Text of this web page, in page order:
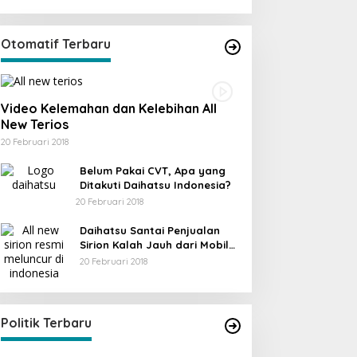
Otomatif Terbaru
Video Kelemahan dan Kelebihan All
New Terios
20 Februari 2018
Belum Pakai CVT, Apa yang
Ditakuti Daihatsu Indonesia?
20 Februari 2018
Daihatsu Santai Penjualan
Sirion Kalah Jauh dari Mobil
LCGC
20 Februari 2018
Politik Terbaru
KPU Trenggalek Gelar Uji Publik
Desember 2022